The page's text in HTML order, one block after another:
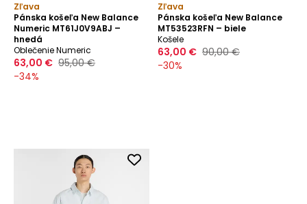
Zľava
Pánska košeľa New Balance
Numeric MT61J0V9ABJ –
hnedá
Oblečenie Numeric
63,00 € 95,00 €
-34%
Zľava
Pánska košeľa New Balance
MT53523RFN – biele
Košele
63,00 € 90,00 €
-30%